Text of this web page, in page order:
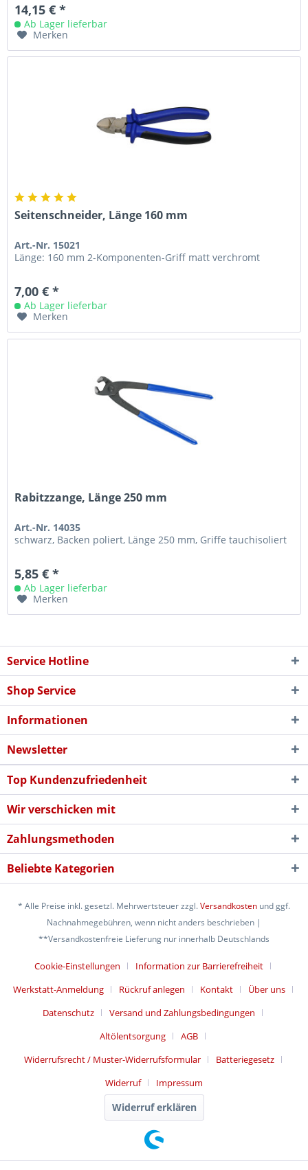
14,15 € *
Ab Lager lieferbar
Merken
Seitenschneider, Länge 160 mm
Art.-Nr. 15021
Länge: 160 mm 2-Komponenten-Griff matt verchromt
7,00 € *
Ab Lager lieferbar
Merken
Rabitzzange, Länge 250 mm
Art.-Nr. 14035
schwarz, Backen poliert, Länge 250 mm, Griffe tauchisoliert
5,85 € *
Ab Lager lieferbar
Merken
Service Hotline
Shop Service
Informationen
Newsletter
Top Kundenzufriedenheit
Wir verschicken mit
Zahlungsmethoden
Beliebte Kategorien
* Alle Preise inkl. gesetzl. Mehrwertsteuer zzgl.Versandkosten und ggf.
Nachnahmegebühren, wenn nicht anders beschrieben |
**Versandkostenfreie Lieferung nur innerhalb Deutschlands
Cookie-Einstellungen
Information zur Barrierefreiheit
Werkstatt-Anmeldung
Rückruf anlegen Kontakt
Über uns
Datenschutz
Versand und Zahlungsbedingungen
Altölentsorgung
AGB
Widerrufsrecht / Muster-Widerrufsformular
Batteriegesetz
Widerruf
Impressum
Widerruf erklären